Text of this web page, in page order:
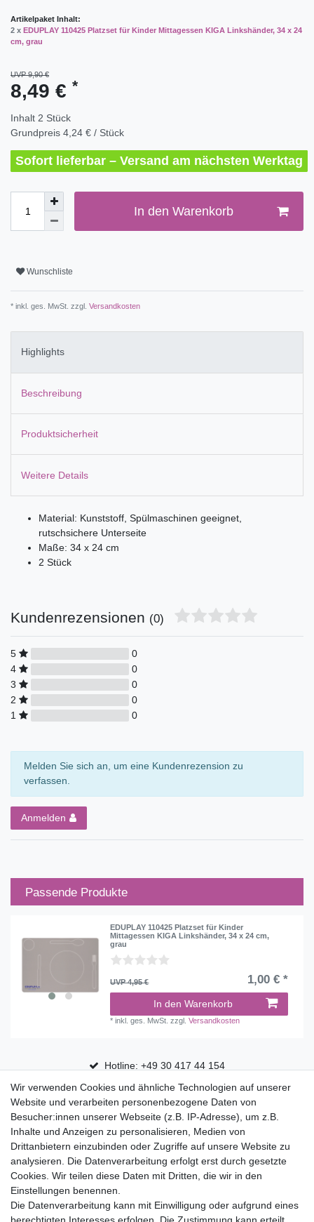
Artikelpaket Inhalt:
2 x EDUPLAY 110425 Platzset für Kinder Mittagessen KIGA Linkshänder, 34 x 24
cm, grau
UVP 9,90 €
8,49 € *
Inhalt 2 Stück
Grundpreis 4,24 € / Stück
Sofort lieferbar – Versand am nächsten Werktag
In den Warenkorb
Wunschliste
* inkl. ges. MwSt. zzgl. Versandkosten
Highlights
Beschreibung
Produktsicherheit
Weitere Details
Material: Kunststoff, Spülmaschinen geeignet,
rutschsichere Unterseite
Maße: 34 x 24 cm
2 Stück
Kundenrezensionen (0)
5
0
4
0
3
0
2
0
1
0
Melden Sie sich an, um eine Kundenrezension zu
verfassen.
Anmelden
Passende Produkte
EDUPLAY 110425 Platzset für Kinder
Mittagessen KIGA Linkshänder, 34 x 24 cm,
grau
UVP 4,95 € 1,00 € *
In den Warenkorb
*inkl. ges. MwSt. zzgl.Versandkosten
Hotline: +49 30 417 44 154
30 Tage Rückgaberecht
Versandfrei ab 75 € in Deutschland
Top Marken
Eduplay
Folia Bringmann
Shop
Wir verwenden Cookies und ähnliche Technologien auf unserer
Website und verarbeiten personenbezogene Daten von
Besucher:innen unserer Webseite (z.B. IP-Adresse), um z.B.
Inhalte und Anzeigen zu personalisieren, Medien von
Drittanbietern einzubinden oder Zugriffe auf unsere Website zu
analysieren. Die Datenverarbeitung erfolgt erst durch gesetzte
Cookies. Wir teilen diese Daten mit Dritten, die wir in den
Einstellungen benennen.
Die Datenverarbeitung kann mit Einwilligung oder aufgrund eines